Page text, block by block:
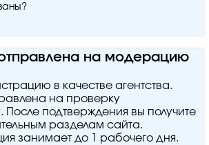
на модерацию
в качестве агентства.
на проверку
подтверждения вы получите
разделам сайта.
занимает до 1 рабочего дня.